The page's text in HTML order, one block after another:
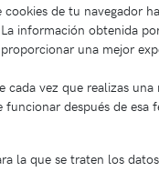
de tu navegador
información obtenida
una mejor
vez que realizas
después de esa
la que se traten los